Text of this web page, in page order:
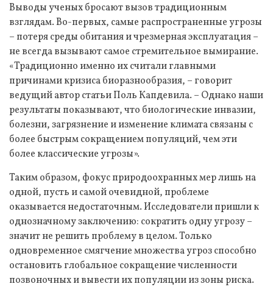
Выводы ученых бросают вызов традиционным
взглядам. Во-первых, самые распространенные угрозы
– потеря среды обитания и чрезмерная эксплуатация –
не всегда вызывают самое стремительное вымирание.
«Традиционно именно их считали главными
причинами кризиса биоразнообразия, – говорит
ведущий автор статьи Поль Капдевила. – Однако наши
результаты показывают, что биологические инвазии,
болезни, загрязнение и изменение климата связаны с
более быстрым сокращением популяций, чем эти
более классические угрозы».
Таким образом, фокус природоохранных мер лишь на
одной, пусть и самой очевидной, проблеме
оказывается недостаточным. Исследователи пришли к
однозначному заключению: сократить одну угрозу –
значит не решить проблему в целом. Только
одновременное смягчение множества угроз способно
остановить глобальное сокращение численности
позвоночных и вывести их популяции из зоны риска.